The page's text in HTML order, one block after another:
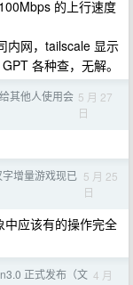
的上行速度
内网，tailscale 显示
各种查，无解。
其他人使用会 5 月 27
日
增量游戏现已 5 月 25
日
应该有的操作完全
正式发布（文 4 月